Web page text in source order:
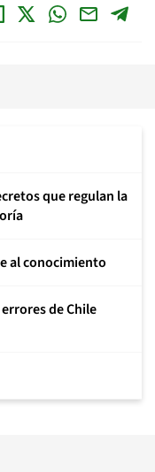
que regulan la
al conocimiento
de Chile